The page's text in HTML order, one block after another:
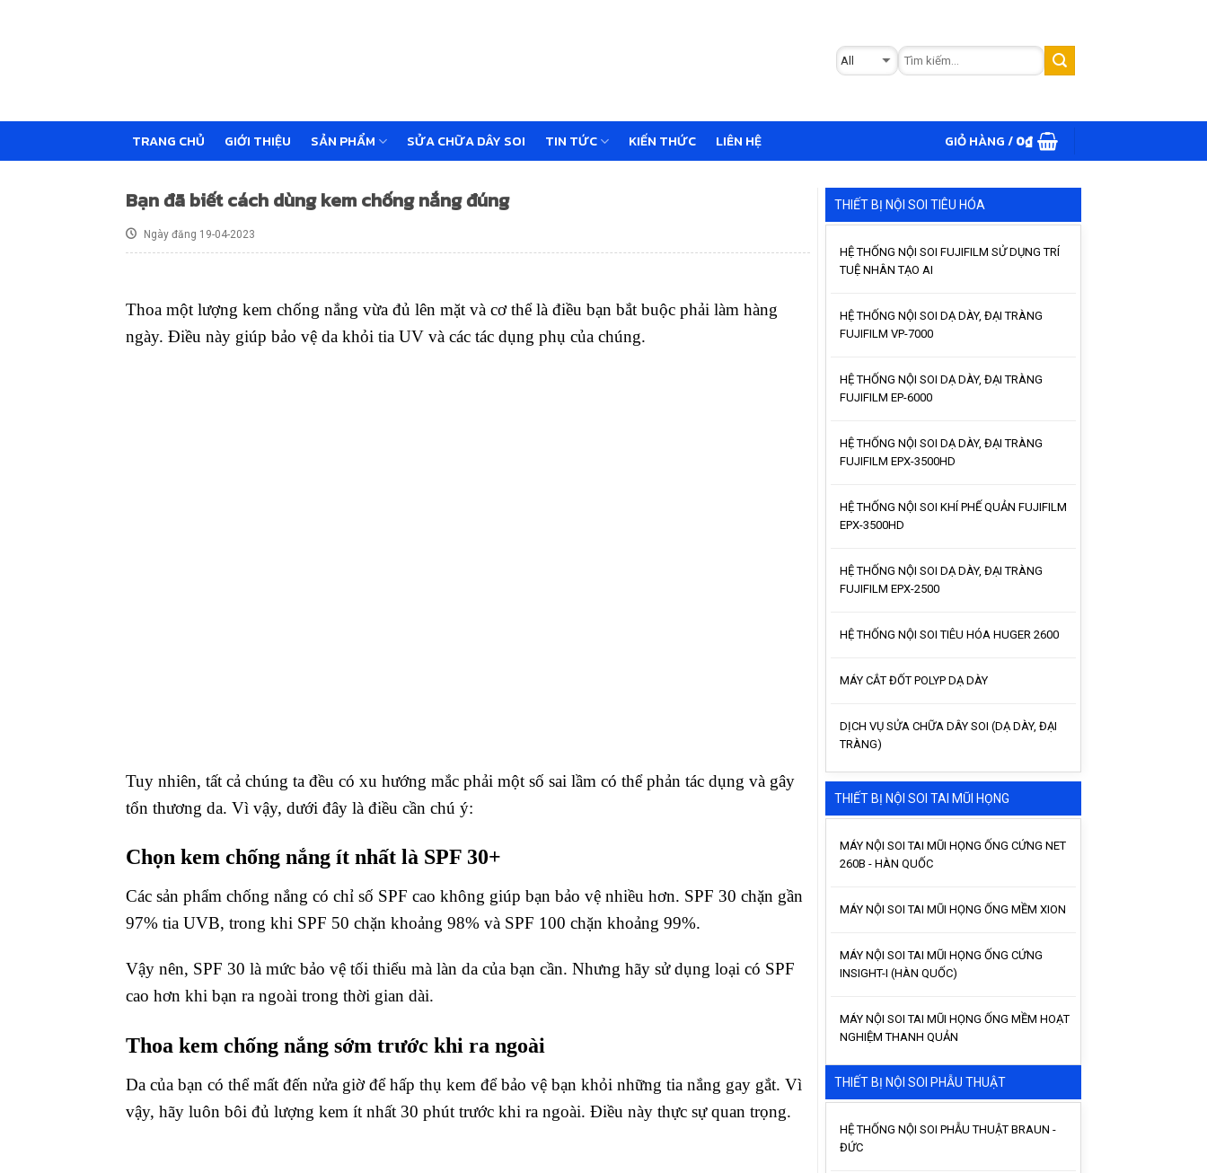
TRANG CHỦ GIỚI THIỆU SẢN PHẨM SỬA CHỮA DÂY SOI TIN TỨC KIẾN THỨC LIÊN HỆ GIỎ HÀNG /0₫
Bạn đã biết cách dùng kem chống nắng đúng
Ngày đăng 19-04-2023
Thoa một lượng kem chống nắng vừa đủ lên mặt và cơ thể là điều bạn bắt buộc phải làm hàng
ngày. Điều này giúp bảo vệ da khỏi tia UV và các tác dụng phụ của chúng.
Tuy nhiên, tất cả chúng ta đều có xu hướng mắc phải một số sai lầm có thể phản tác dụng và gây
tổn thương da. Vì vậy, dưới đây là điều cần chú ý:
Chọn kem chống nắng ít nhất là SPF 30+
Các sản phẩm chống nắng có chỉ số SPF cao không giúp bạn bảo vệ nhiều hơn. SPF 30 chặn gần
97% tia UVB, trong khi SPF 50 chặn khoảng 98% và SPF 100 chặn khoảng 99%.
Vậy nên, SPF 30 là mức bảo vệ tối thiểu mà làn da của bạn cần. Nhưng hãy sử dụng loại có SPF
cao hơn khi bạn ra ngoài trong thời gian dài.
Thoa kem chống nắng sớm trước khi ra ngoài
Da của bạn có thể mất đến nửa giờ để hấp thụ kem để bảo vệ bạn khỏi những tia nắng gay gắt. Vì
vậy, hãy luôn bôi đủ lượng kem ít nhất 30 phút trước khi ra ngoài. Điều này thực sự quan trọng.
THIẾT BỊ NỘI SOI TIÊU HÓA
HỆ THỐNG NỘI SOI FUJIFILM SỬ DỤNG TRÍ
TUỆ NHÂN TẠO AI
HỆ THỐNG NỘI SOI DẠ DÀY, ĐẠI TRÀNG
FUJIFILM VP-7000
HỆ THỐNG NỘI SOI DẠ DÀY, ĐẠI TRÀNG
FUJIFILM EP-6000
HỆ THỐNG NỘI SOI DẠ DÀY, ĐẠI TRÀNG
FUJIFILM EPX-3500HD
HỆ THỐNG NỘI SOI KHÍ PHẾ QUẢN FUJIFILM
EPX-3500HD
HỆ THỐNG NỘI SOI DẠ DÀY, ĐẠI TRÀNG
FUJIFILM EPX-2500
HỆ THỐNG NỘI SOI TIÊU HÓA HUGER 2600
MÁY CẮT ĐỐT POLYP DẠ DÀY
DỊCH VỤ SỬA CHỮA DÂY SOI (DẠ DÀY, ĐẠI
TRÀNG)
THIẾT BỊ NỘI SOI TAI MŨI HỌNG
MÁY NỘI SOI TAI MŨI HỌNG ỐNG CỨNG NET
260B - HÀN QUỐC
MÁY NỘI SOI TAI MŨI HỌNG ỐNG MỀM XION
MÁY NỘI SOI TAI MŨI HỌNG ỐNG CỨNG
INSIGHT-I (HÀN QUỐC)
MÁY NỘI SOI TAI MŨI HỌNG ỐNG MỀM HOẠT
NGHIỆM THANH QUẢN
THIẾT BỊ NỘI SOI PHẪU THUẬT
HỆ THỐNG NỘI SOI PHẪU THUẬT BRAUN -
ĐỨC